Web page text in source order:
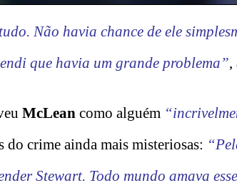
Não havia chance de ele
que havia um grande problema”,
McLean como alguém
do crime ainda mais misteriosas:
Stewart. Todo mundo amava